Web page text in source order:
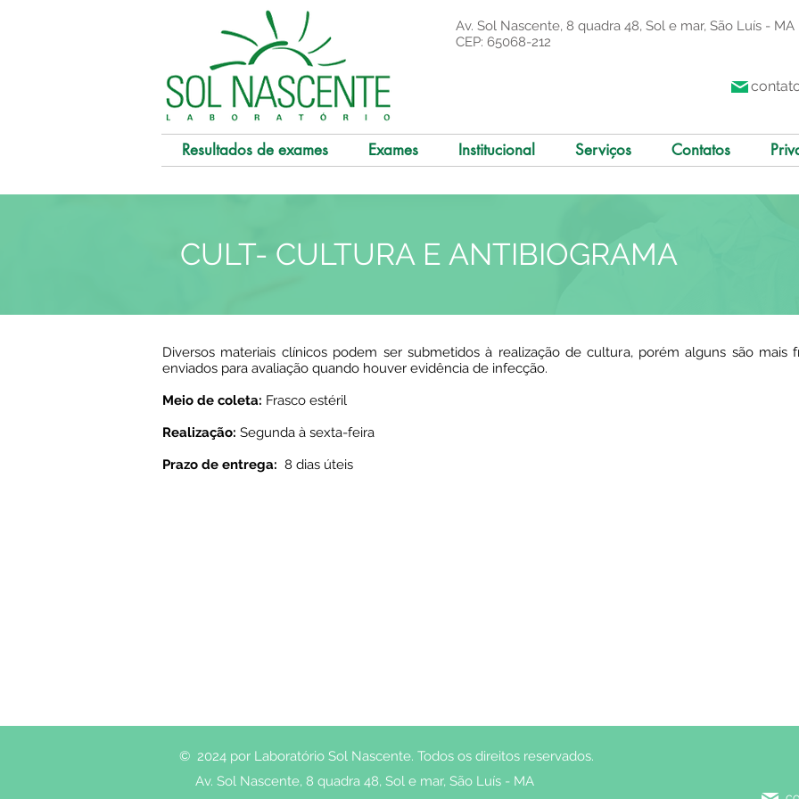
Av. Sol Nascente, 8 quadra 48, Sol e mar, São Luís - MA
CEP: 65068-212
Resultados de exames Exames Institucional Serviços Contatos
CULT- CULTURA E ANTIBIOGRAMA
Diversos materiais clínicos podem ser submetidos à realização de cultura, porém alguns são mais
enviados para avaliação quando houver evidência de infecção.
Meio de coleta: Frasco estéril
Realização: Segunda à sexta-feira
Prazo de entrega: 8 dias úteis
© 2024 por Laboratório Sol Nascente. Todos os direitos reservados.
Av. Sol Nascente, 8 quadra 48, Sol e mar, São Luís - MA